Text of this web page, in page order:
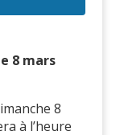
8 mars
8
à l’heure